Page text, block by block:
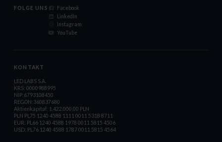
FOLGE UNS
Facebook
LinkedIn
Instagram
YouTube
KONTAKT
LED LABS S.A.
KRS: 0000988995
NIP:6793108450
REGON:360837680
Aktienkapital: 1.422.000,00 PLN
PLN PL75 1240 4588 1111 0011 5318 8711
EUR: PL66 1240 4588 1978 0011 5815 4506
USD: PL76 1240 4588 1787 0011 5815 4564